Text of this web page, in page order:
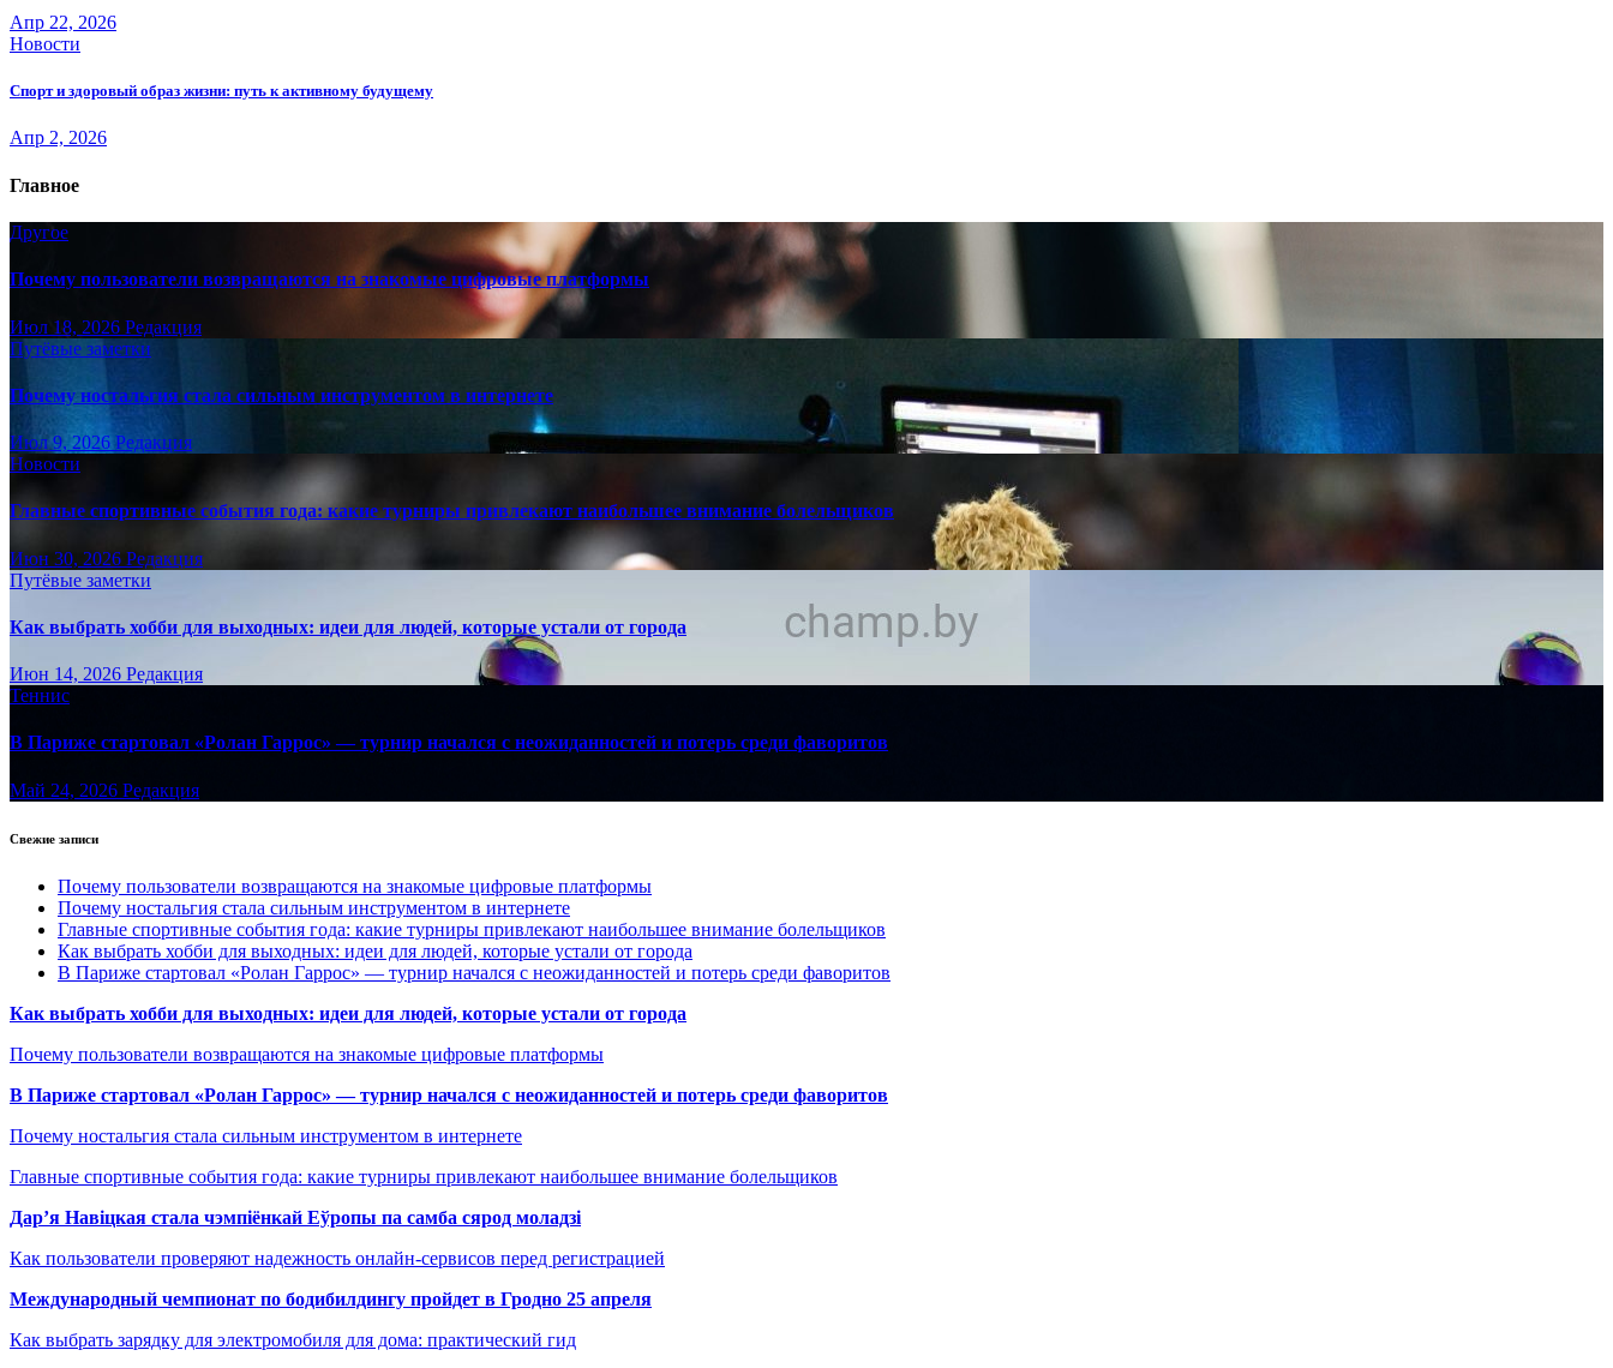
Апр 22, 2026
Новости
Спорт и здоровый образ жизни: путь к активному будущему
Апр 2, 2026
Главное
Другое
Почему пользователи возвращаются на знакомые цифровые платформы
Июл 18, 2026 Редакция
Путёвые заметки
Почему ностальгия стала сильным инструментом в интернете
Июл 9, 2026 Редакция
Новости
Главные спортивные события года: какие турниры привлекают наибольшее внимание болельщиков
Июн 30, 2026 Редакция
Путёвые заметки
Как выбрать хобби для выходных: идеи для людей, которые устали от города
Июн 14, 2026 Редакция
Теннис
В Париже стартовал «Ролан Гаррос» — турнир начался с неожиданностей и потерь среди фаворитов
Май 24, 2026 Редакция
Свежие записи
Почему пользователи возвращаются на знакомые цифровые платформы
Почему ностальгия стала сильным инструментом в интернете
Главные спортивные события года: какие турниры привлекают наибольшее внимание болельщиков
Как выбрать хобби для выходных: идеи для людей, которые устали от города
В Париже стартовал «Ролан Гаррос» — турнир начался с неожиданностей и потерь среди фаворитов
Как выбрать хобби для выходных: идеи для людей, которые устали от города
Почему пользователи возвращаются на знакомые цифровые платформы
В Париже стартовал «Ролан Гаррос» — турнир начался с неожиданностей и потерь среди фаворитов
Почему ностальгия стала сильным инструментом в интернете
Главные спортивные события года: какие турниры привлекают наибольшее внимание болельщиков
Дар’я Навіцкая стала чэмпіёнкай Еўропы па самба сярод моладзі
Как пользователи проверяют надежность онлайн-сервисов перед регистрацией
Международный чемпионат по бодибилдингу пройдет в Гродно 25 апреля
Как выбрать зарядку для электромобиля для дома: практический гид